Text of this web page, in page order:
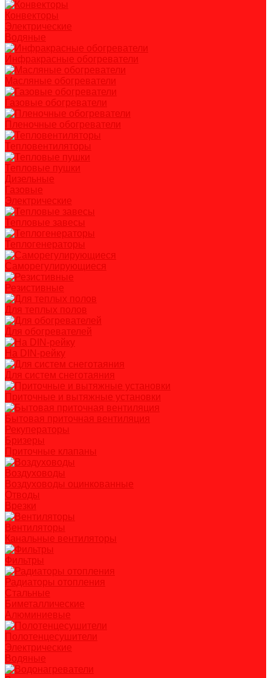
Конвекторы
Электрические
Водяные
Инфракрасные обогреватели
Масляные обогреватели
Газовые обогреватели
Пленочные обогреватели
Тепловентиляторы
Тепловые пушки
Дизельные
Газовые
Электрические
Тепловые завесы
Теплогенераторы
Саморегулирующиеся
Резистивные
Для теплых полов
Для обогревателей
На DIN-рейку
Для систем снеготаяния
Приточные и вытяжные установки
Бытовая приточная вентиляция
Рекуператоры
Бризеры
Приточные клапаны
Воздуховоды
Воздуховоды оцинкованные
Отводы
Врезки
Вентиляторы
Канальные вентиляторы
Фильтры
Радиаторы отопления
Стальные
Биметаллические
Алюминиевые
Полотенцесушители
Электрические
Водяные